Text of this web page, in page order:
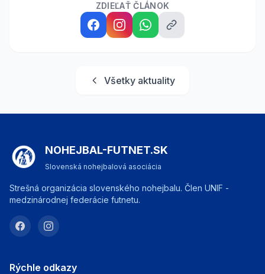
ZDIEĽAŤ ČLÁNOK
Všetky aktuality
NOHEJBAL-FUTNET.SK
Slovenská nohejbalová asociácia
Strešná organizácia slovenského nohejbalu. Člen UNIF -
medzinárodnej federácie futnetu.
Rýchle odkazy